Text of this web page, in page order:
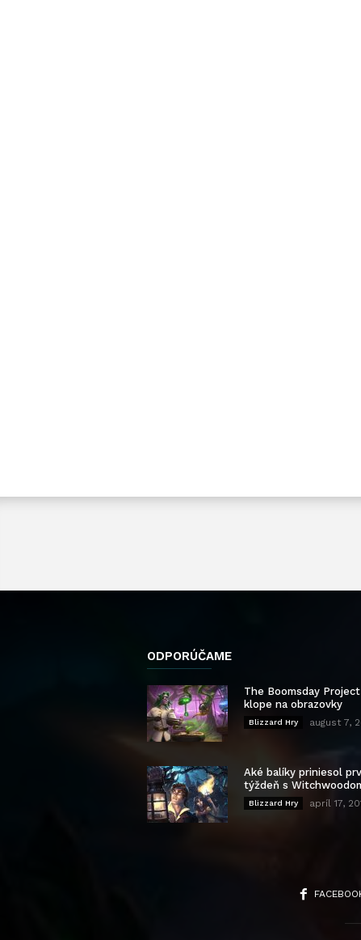
ODPORÚČAME
The Boomsday
klope na obrazovky
Blizzard Hry august 7,
Aké balíky priniesol
týždeň s
Blizzard Hry apríl 17,